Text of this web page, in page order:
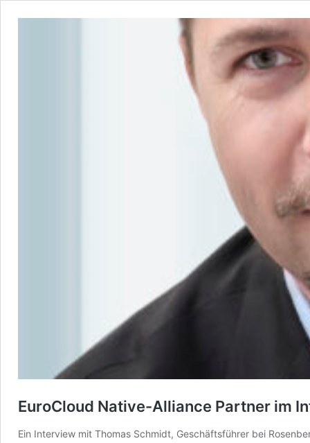
EuroCloud Native-Alliance Partner im
Ein Interview mit Thomas Schmidt, Geschäftsführer bei